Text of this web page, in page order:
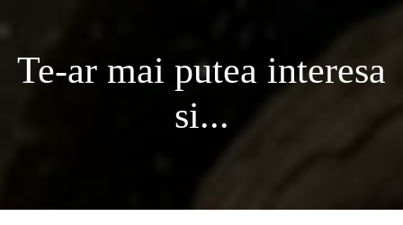
Te-ar mai putea interesa
si...